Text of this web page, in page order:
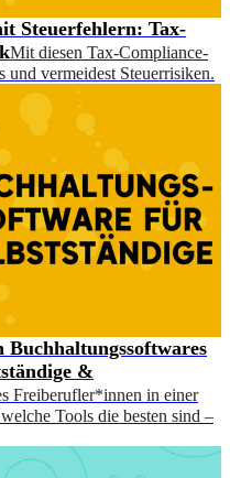
Steuerfehlern: Tax-
Mit diesen Tax-Compliance-
und vermeidest Steuerrisiken.
Buchhaltungssoftwares
&
Freiberufler*innen in einer
Tools die besten sind –